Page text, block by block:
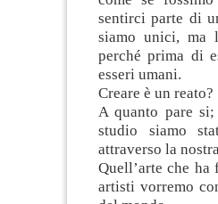
sentirci parte di
siamo unici, ma
perché prima di
esseri umani.
Creare è un reato?
A quanto pare
studio siamo
attraverso la
Quell’arte che
artisti vorremo